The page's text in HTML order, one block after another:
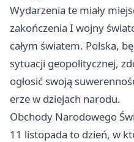
Wydarzenia te miały
zakończenia I wojny
całym światem. Polska,
sytuacji geopolitycznej,
ogłosić swoją
erze w dziejach narodu.
Obchody Narodowego
11 listopada to dzień, w